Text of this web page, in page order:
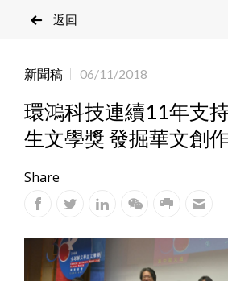
返回
新聞稿 06/11/2018
環鴻科技連續11年支
生文學獎 發掘華文創
Share